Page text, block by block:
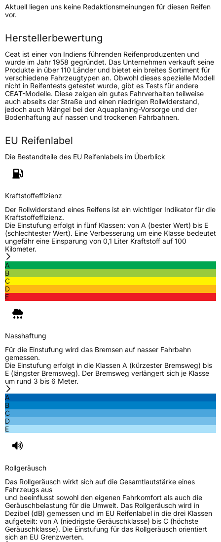
Lastindex81
Höchstlast462 kg
Generelle Merkmale
FahrzeugtypPKW
VerwendungSommerreifen
ModellnameEcoDrive
FahrzeugartPKW & SUV
Schlauchtyp
ZustandNeureifen
EU Label
EffizienzC
Rollgeräusch (dB)
3PMSF / Schneeflockensymbol / Alpine-SymbolNein
EPREL ID 578332
Allgemeine Produktsicherheit (GPSR)
Aktuell liegen uns keine Redaktionsmeinungen für diesen Reifen
vor.
Herstellerbewertung
Ceat ist einer von Indiens führenden Reifenproduzenten und
wurde im Jahr 1958 gegründet. Das Unternehmen verkauft seine
Produkte in über 110 Länder und bietet ein breites Sortiment für
verschiedene Fahrzeugtypen an. Obwohl dieses spezielle Modell
nicht in Reifentests getestet wurde, gibt es Tests für andere
CEAT-Modelle. Diese zeigen ein gutes Fahrverhalten teilweise
auch abseits der Straße und einen niedrigen Rollwiderstand,
jedoch auch Mängel bei der Aquaplaning-Vorsorge und der
Bodenhaftung auf nassen und trockenen Fahrbahnen.
EU Reifenlabel
Die Bestandteile des EU Reifenlabels im Überblick
Kraftstoffeffizienz
Der Rollwiderstand eines Reifens ist ein wichtiger Indikator für die
Kraftstoffeffizienz.
Die Einstufung erfolgt in fünf Klassen: von A (bester Wert) bis E
(schlechtester Wert). Eine Verbesserung um eine Klasse bedeutet
ungefähr eine Einsparung von 0,1 Liter Kraftstoff auf 100
Kilometer.
A
B
C
D
E
Nasshaftung
Für die Einstufung wird das Bremsen auf nasser Fahrbahn
gemessen.
Die Einstufung erfolgt in die Klassen A (kürzester Bremsweg) bis
E (längster Bremsweg). Der Bremsweg verlängert sich je Klasse
um rund 3 bis 6 Meter.
A
B
C
D
E
Rollgeräusch
Das Rollgeräusch wirkt sich auf die Gesamtlautstärke eines
Fahrzeugs aus
und beeinflusst sowohl den eigenen Fahrkomfort als auch die
Geräuschbelastung für die Umwelt. Das Rollgeräusch wird in
Dezibel (dB) gemessen und im EU Reifenlabel in die drei Klassen
aufgeteilt: von A (niedrigste Geräuschklasse) bis C (höchste
Geräuschklasse). Die Einstufung für das Rollgeräusch orientiert
sich an EU Grenzwerten.